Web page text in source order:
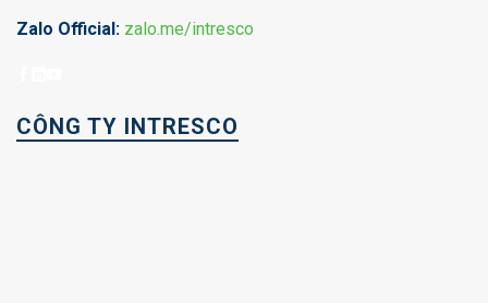
Zalo Official: zalo.me/intresco
CÔNG TY INTRESCO